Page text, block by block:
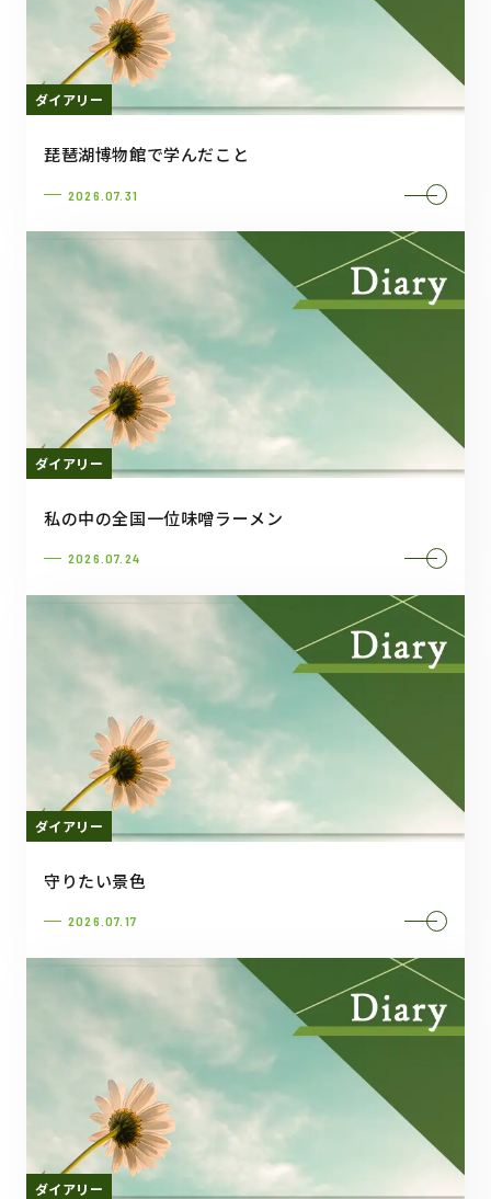
ダイアリー
琵琶湖博物館で学んだこと
2026.07.31
ダイアリー
私の中の全国一位味噌ラーメン
2026.07.24
ダイアリー
守りたい景色
2026.07.17
ダイアリー